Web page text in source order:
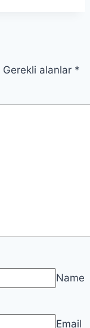
Gerekli alanlar *
Name
Email